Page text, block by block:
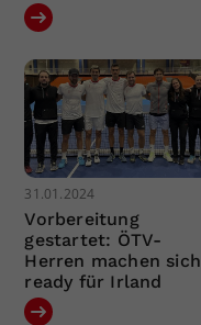
31.01.2024
Vorbereitung
gestartet: ÖTV-
Herren machen sich
ready für Irland